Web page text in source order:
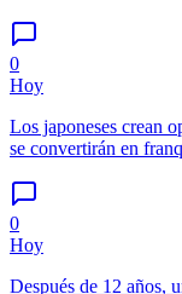
0
Hoy
Los japoneses crean
se convertirán en
0
Hoy
Después de 12 años,